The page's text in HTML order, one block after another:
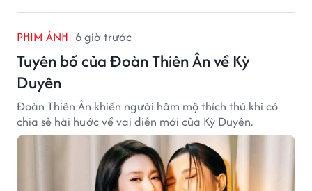
PHIM ẢNH 6 giờ trước
Tuyên bố của Đoàn Thiên Ân về Kỳ
Duyên
Đoàn Thiên Ân khiến người hâm mộ thích thú khi có
chia sẻ hài hước về vai diễn mới của Kỳ Duyên.